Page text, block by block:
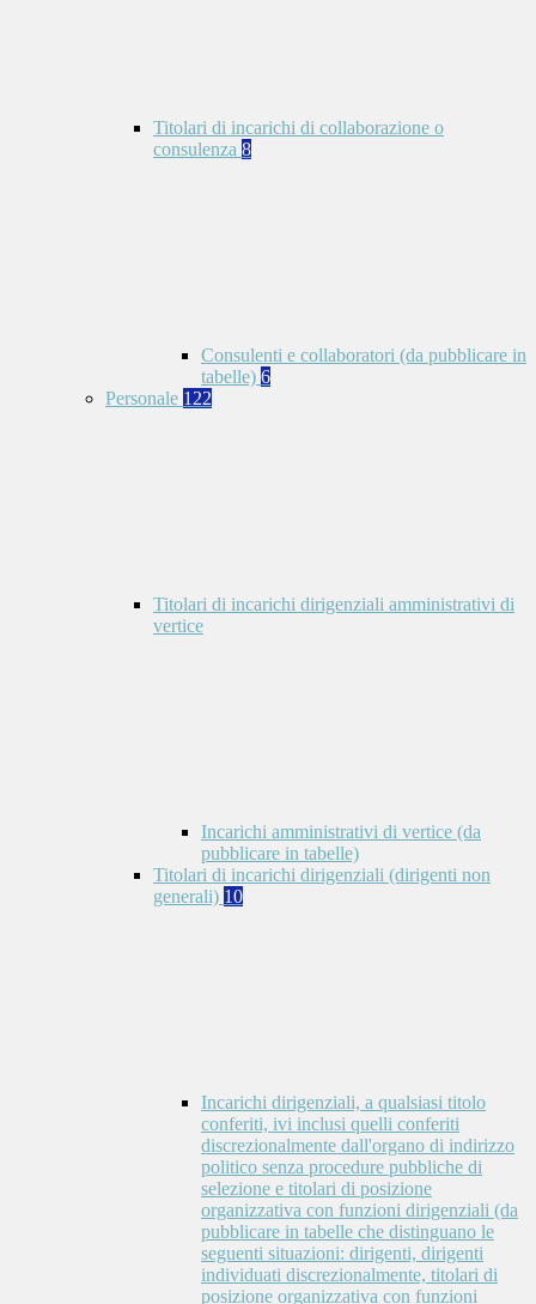
Titolari di incarichi di collaborazione o
consulenza 8
Consulenti e collaboratori (da pubblicare in
tabelle) 6
Personale 122
Titolari di incarichi dirigenziali amministrativi di
vertice
Incarichi amministrativi di vertice (da
pubblicare in tabelle)
Titolari di incarichi dirigenziali (dirigenti non
generali) 10
Incarichi dirigenziali, a qualsiasi titolo
conferiti, ivi inclusi quelli conferiti
discrezionalmente dall'organo di indirizzo
politico senza procedure pubbliche di
selezione e titolari di posizione
organizzativa con funzioni dirigenziali (da
pubblicare in tabelle che distinguano le
seguenti situazioni: dirigenti, dirigenti
individuati discrezionalmente, titolari di
posizione organizzativa con funzioni